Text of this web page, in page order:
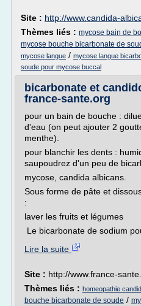
Site : http://www.candida-
Thèmes liés : mycose bain de
mycose bouche bicarbonate de
mycose langue / mycose langue
soude pour mycose buccal
bicarbonate et
france-sante.org
pour un bain de bouche :
d'eau (on peut ajouter 2
menthe).
pour blanchir les dents :
saupoudrez d'un peu de
mycose, candida albicans.
Sous forme de pâte et
:
laver les fruits et légumes
Le bicarbonate de sodium
Lire la suite
Site : http://www.france-
Thèmes liés : homeopathie
bouche bicarbonate de soude /